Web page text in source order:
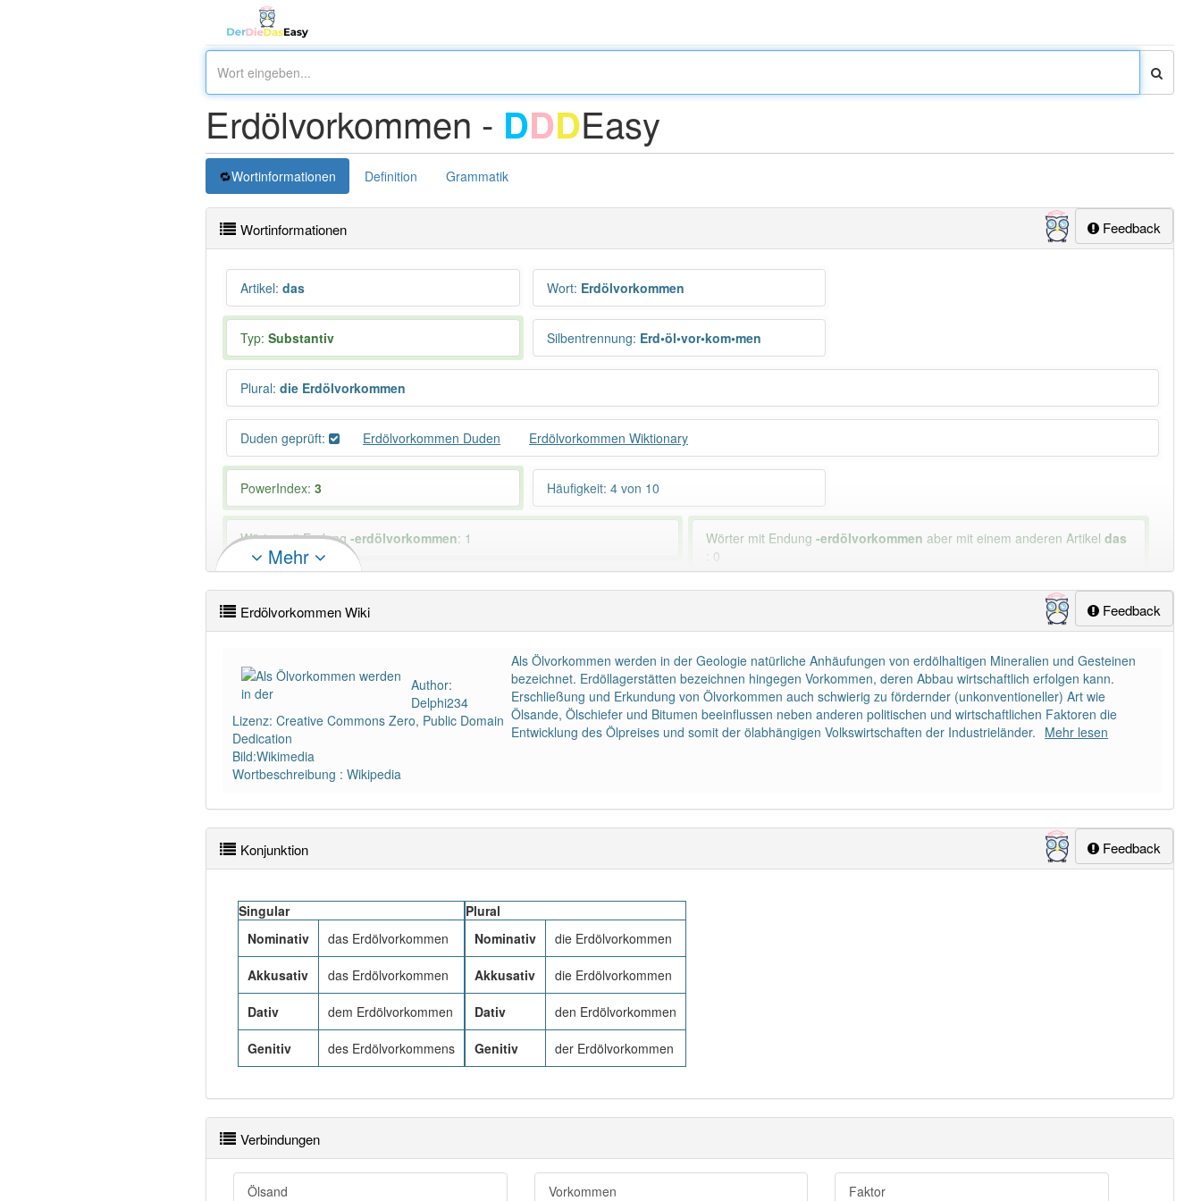
Erdölvorkommen - DDDEasy
Wortinformationen Definition Grammatik
Feedback
Wortinformationen
Artikel: das Wort: Erdölvorkommen
Typ: Substantiv Silbentrennung: Erd•öl•vor•kom•men
Plural: die Erdölvorkommen
Duden geprüft: Erdölvorkommen Duden Erdölvorkommen Wiktionary
PowerIndex: 3 Häufigkeit: 4 von 10
Wörter mit Endung -erdölvorkommen: 1 Wörter mit Endung-erdölvorkommen aber mit einem anderen Artikeldas
: 0
98% unserer Spielapp-Nutzer haben den Artikel korrekt erraten.
Mehr
Feedback
Erdölvorkommen Wiki
Author:
Delphi234
Lizenz: Creative Commons Zero, Public Domain
Dedication
Bild:Wikimedia
Wortbeschreibung : Wikipedia
Als Ölvorkommen werden in der Geologie natürliche Anhäufungen von erdölhaltigen Mineralien und Gesteinen
bezeichnet. Erdöllagerstätten bezeichnen hingegen Vorkommen, deren Abbau wirtschaftlich erfolgen kann.
Erschließung und Erkundung von Ölvorkommen auch schwierig zu fördernder (unkonventioneller) Art wie
Ölsande, Ölschiefer und Bitumen beeinflussen neben anderen politischen und wirtschaftlichen Faktoren die
Entwicklung des Ölpreises und somit der ölabhängigen Volkswirtschaften der Industrieländer. Mehr lesen
Feedback
Konjunktion
Singular
Nominativ
das Erdölvorkommen
Akkusativ das Erdölvorkommen
Dativ dem Erdölvorkommen
Genitiv des Erdölvorkommens
Plural
Nominativ
die Erdölvorkommen
Akkusativ die Erdölvorkommen
Dativ den Erdölvorkommen
Genitiv der Erdölvorkommen
Verbindungen
Ölsand Vorkommen Faktor